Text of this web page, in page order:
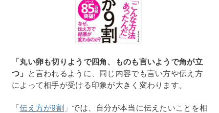
「丸い卵も切りようで四角、ものも言いようで角が立
つ」
と言われるように、同じ内容でも言い方や伝え方
によって相手が受ける印象が大きく変わります。
「伝え方が9割 」 では、自分が本当に伝えたいことを相